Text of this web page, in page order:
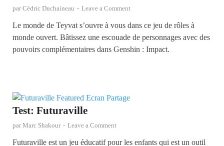
parCédric Duchaineau - Leave a Comment
Le monde de Teyvat s’ouvre à vous dans ce jeu de rôles à
monde ouvert. Bâtissez une escouade de personnages avec des
pouvoirs complémentaires dans Genshin : Impact.
Test: Futuraville
parMarc Shakour - Leave a Comment
Futuraville est un jeu éducatif pour les enfants qui est un outil